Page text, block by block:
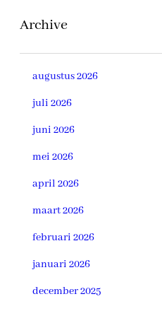
Archive
augustus 2026
juli 2026
juni 2026
mei 2026
april 2026
maart 2026
februari 2026
januari 2026
december 2025